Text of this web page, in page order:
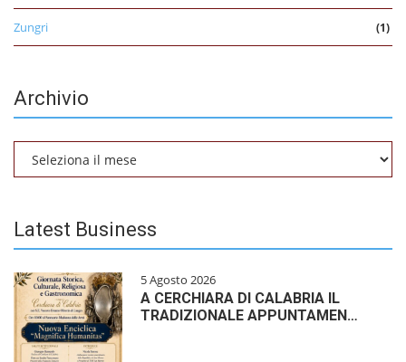
Zungri (1)
Archivio
Latest Business
5 Agosto 2026
A CERCHIARA DI CALABRIA IL
TRADIZIONALE APPUNTAMEN…